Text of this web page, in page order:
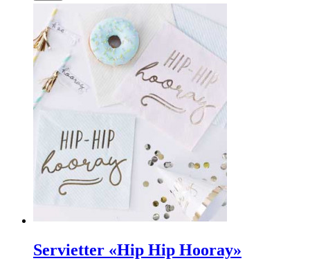
Servietter «Hip Hip Hooray»